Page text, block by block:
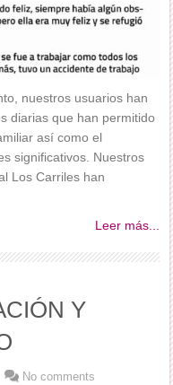
nuestros usuarios han
diarias que han permitido
así como el
significativos. Nuestros
Los Carriles han
Leer más...
Y
No comments